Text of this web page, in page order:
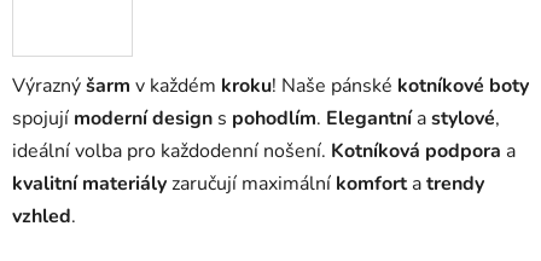
Výraznýšarm v každém kroku! Naše pánské kotníkové boty
spojují moderní design s pohodlím. Elegantníastylové,
ideální volba pro každodenní nošení. Kotníková podpora a
kvalitní materiályzaručují maximální komfortatrendy
vzhled.